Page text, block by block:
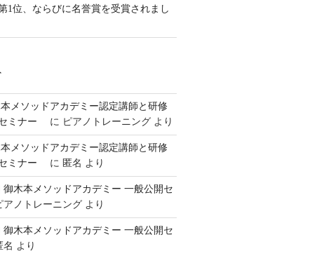
1位、ならびに名誉賞を受賞されまし
メソッドアカデミー認定講師と研修
ミナー
に ピアノトレーニングより
メソッドアカデミー認定講師と研修
ミナー
に 匿名 より
御木本メソッドアカデミー 一般公開セ
アノトレーニングより
御木本メソッドアカデミー 一般公開セ
名 より